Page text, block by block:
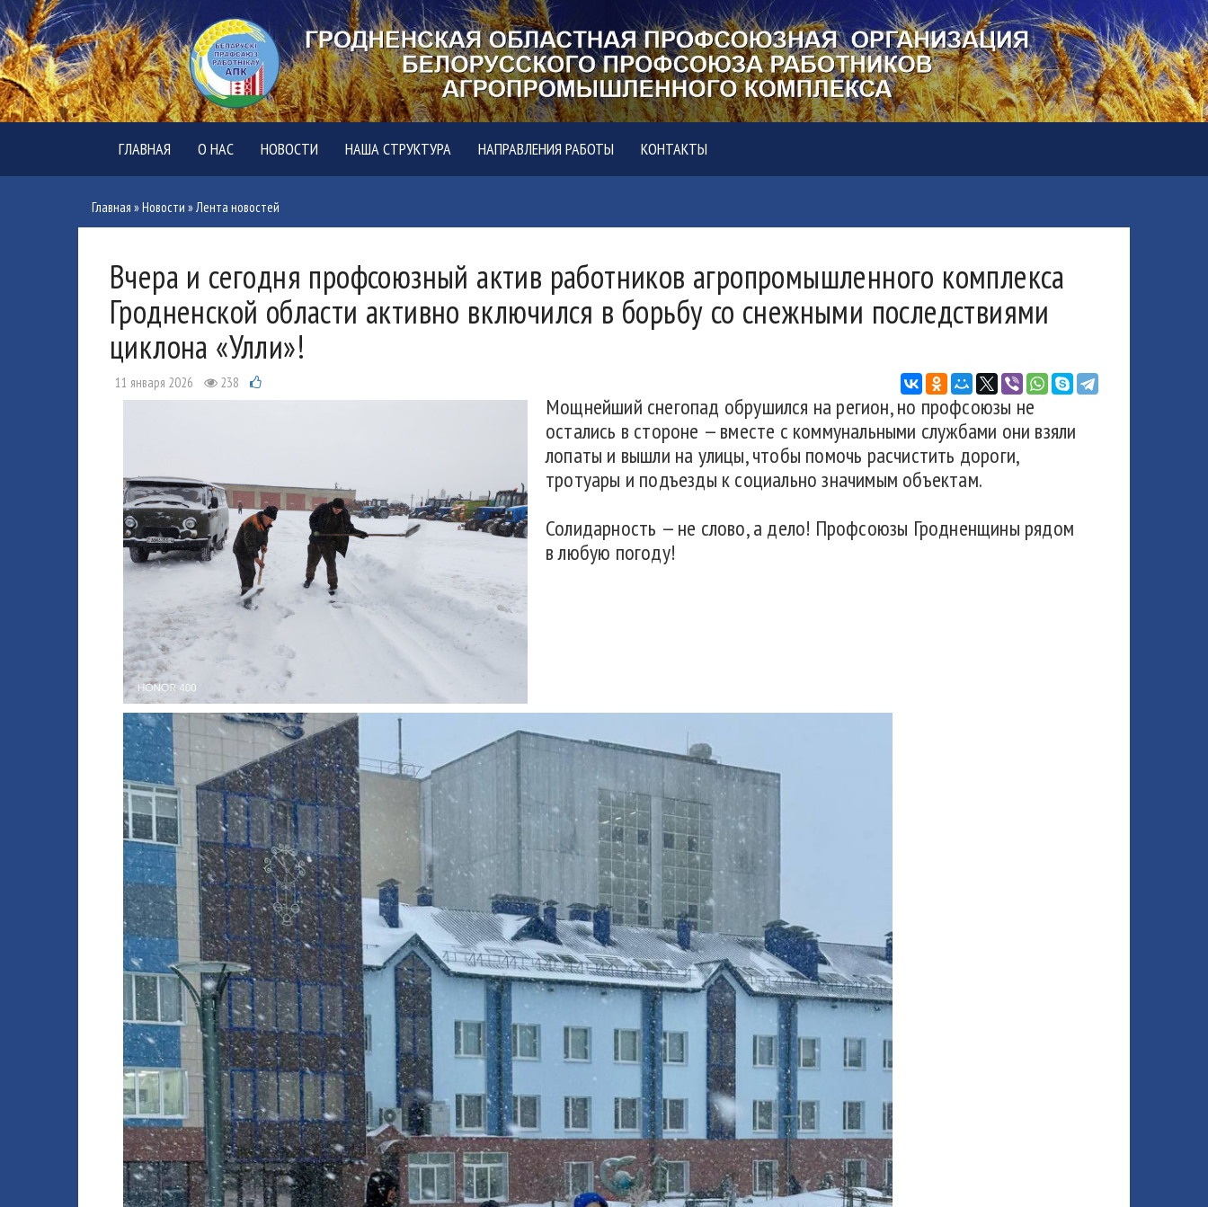
ГЛАВНАЯ О НАС НОВОСТИ НАША СТРУКТУРА НАПРАВЛЕНИЯ РАБОТЫ КОНТАКТЫ
Главная »Новости »Лента новостей
Вчера и сегодня профсоюзный актив работников агропромышленного комплекса
Гродненской области активно включился в борьбу со снежными последствиями
циклона «Улли»!
11 января 2026 238
Мощнейший снегопад обрушился на регион, но профсоюзы не
остались в стороне — вместе с коммунальными службами они взяли
лопаты и вышли на улицы, чтобы помочь расчистить дороги,
тротуары и подъезды к социально значимым объектам.
Солидарность — не слово, а дело! Профсоюзы Гродненщины рядом
в любую погоду!